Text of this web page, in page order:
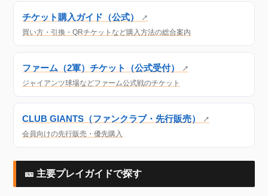
チケット購入ガイド（公式） ↗
買い方・引換・QRチケットなど購入方法の総合案内
ファーム（2軍）チケット（公式受付） ↗
ジャイアンツ球場などファーム公式戦のチケット
CLUB GIANTS（ファンクラブ・先行販売） ↗
会員向けの先行販売・優先購入
🎫 主要プレイガイドで探す